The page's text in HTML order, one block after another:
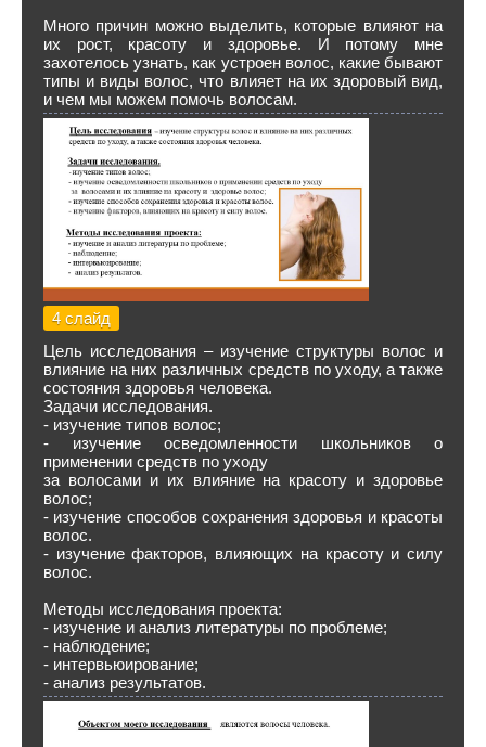
Много причин можно выделить, которые влияют на
их рост, красоту и здоровье. И потому мне
захотелось узнать, как устроен волос, какие бывают
типы и виды волос, что влияет на их здоровый вид,
и чем мы можем помочь волосам.
4 слайд
Цель исследования – изучение структуры волос и
влияние на них различных средств по уходу, а также
состояния здоровья человека.
Задачи исследования.
- изучение типов волос;
- изучение осведомленности школьников о
применении средств по уходу
за волосами и их влияние на красоту и здоровье
волос;
- изучение способов сохранения здоровья и красоты
волос.
- изучение факторов, влияющих на красоту и силу
волос.
Методы исследования проекта:
- изучение и анализ литературы по проблеме;
- наблюдение;
- интервьюирование;
- анализ результатов.